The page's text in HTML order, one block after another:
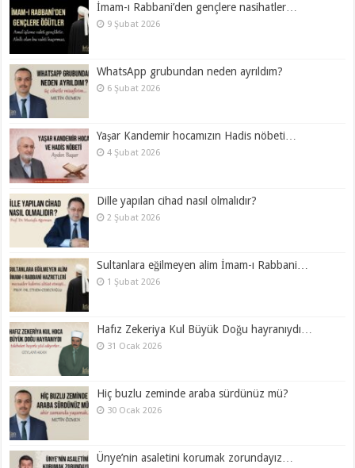
İmam-ı Rabbani’den gençlere nasihatler…
9 Şubat 2026
WhatsApp grubundan neden ayrıldım?
6 Şubat 2026
Yaşar Kandemir hocamızın Hadis nöbeti…
4 Şubat 2026
Dille yapılan cihad nasıl olmalıdır?
2 Şubat 2026
Sultanlara eğilmeyen alim İmam-ı Rabbani…
1 Şubat 2026
Hafız Zekeriya Kul Büyük Doğu hayranıydı…
31 Ocak 2026
Hiç buzlu zeminde araba sürdünüz mü?
30 Ocak 2026
Ünye’nin asaletini korumak zorundayız…